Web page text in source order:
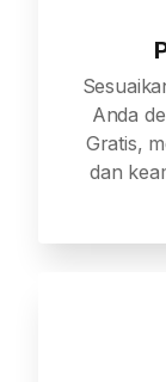
Anda
Gratis,
dan